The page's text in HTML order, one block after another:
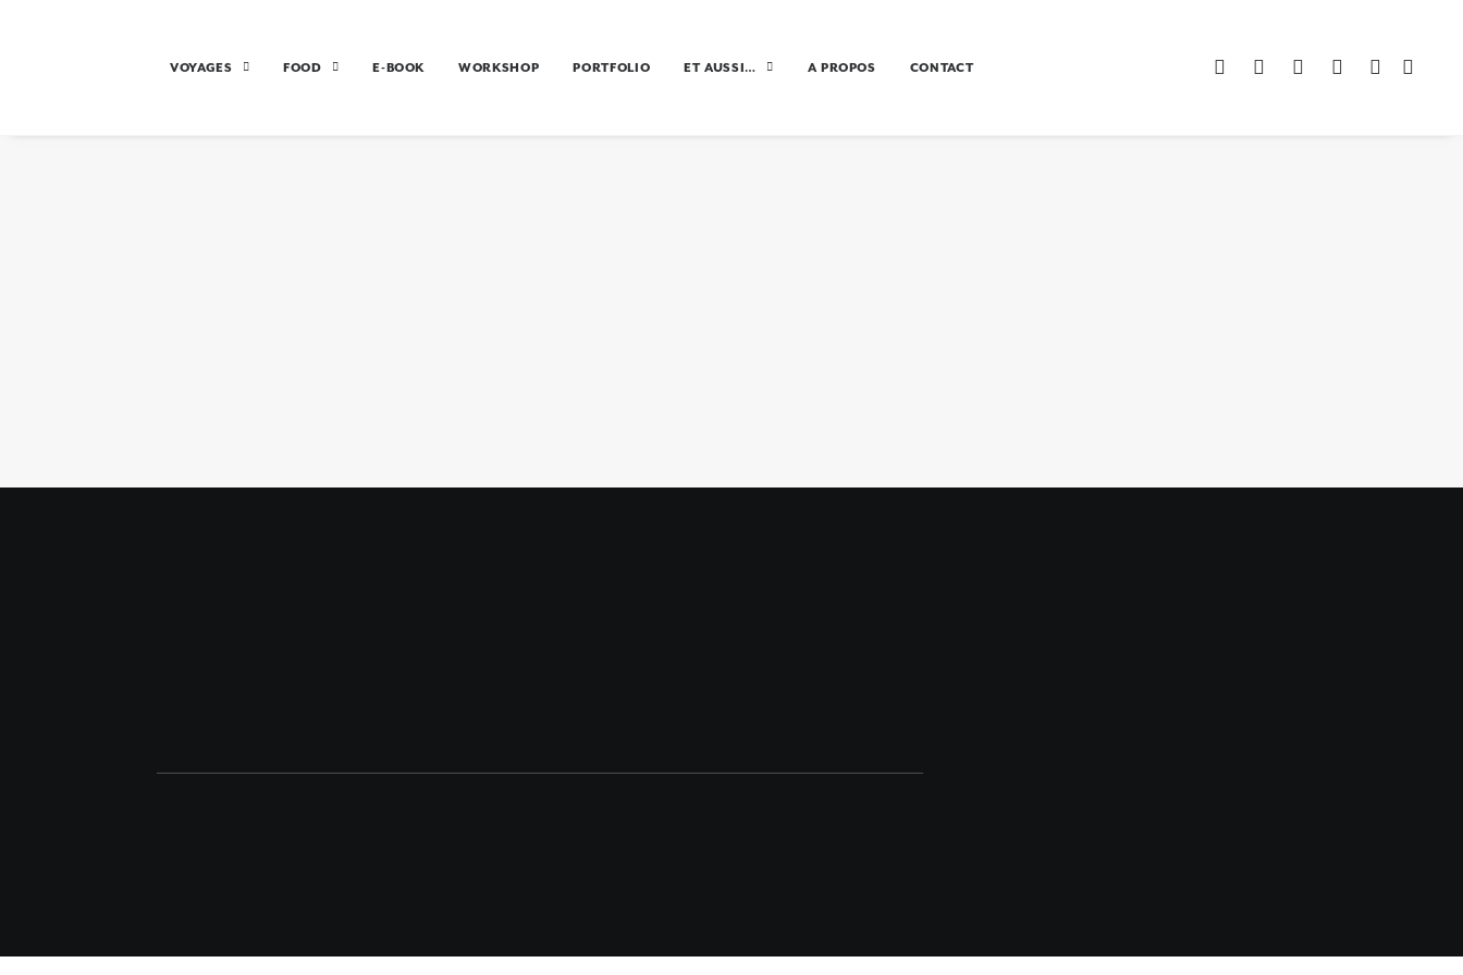
VOYAGES FOOD E-BOOK WORKSHOP PORTFOLIO ET AUSSI… A PROPOS CONTACT